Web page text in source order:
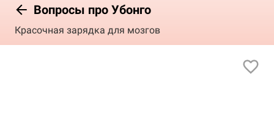
Вопросы про Убонго
Красочная зарядка для мозгов